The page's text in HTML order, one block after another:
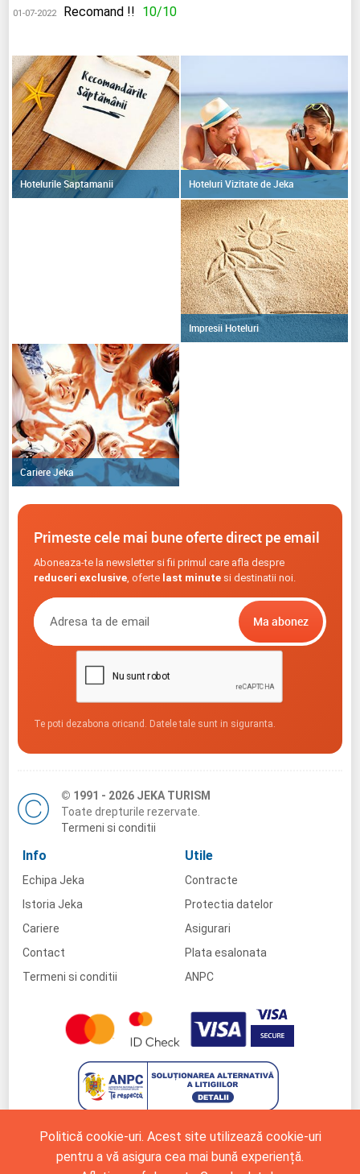
Politică cookie-uri. Acest site utilizează cookie-uri
pentru a vă asigura cea mai bună experiență.
01-07-2022 Recomand !! 10/10
Hotelurile Saptamanii Hoteluri Vizitate de Jeka
Impresii Hoteluri
Cariere Jeka
Primeste cele mai bune oferte direct pe email
Aboneaza-te la newsletter si fii primul care afla despre
reduceri exclusive, oferte last minutesi destinatii noi.
Te poti dezabona oricand. Datele tale sunt in siguranta.
© 1991 - 2026 JEKA TURISM
Toate drepturile rezervate.
Termeni si conditii
Info
Echipa Jeka
Istoria Jeka
Cariere
Contact
Termeni si conditii
Utile
Contracte
Protectia datelor
Asigurari
Plata esalonata
ANPC